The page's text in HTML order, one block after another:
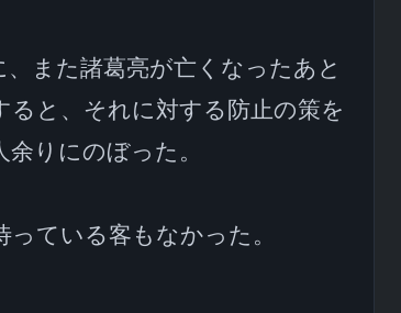
また諸葛亮が亡くなったあと
と、それに対する防止の策を
りにのぼった。
ている客もなかった。